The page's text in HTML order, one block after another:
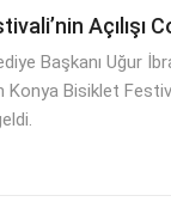
Açılışı
Başkanı Uğur
Bisiklet